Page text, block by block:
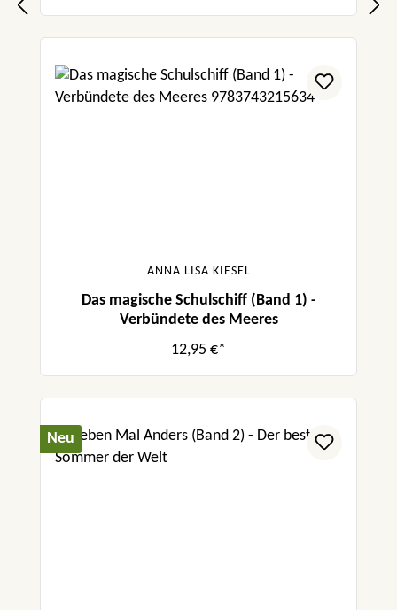
ANNA LISA KIESEL
Das magische Schulschiff (Band 1) -
Verbündete des Meeres
12,95 €*
Neu